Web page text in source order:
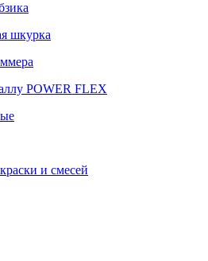
шкурка
POWER FLEX
и смесей